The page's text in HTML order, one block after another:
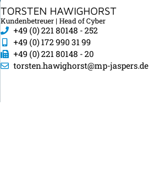
TORSTEN HAWIGHORST
Kundenbetreuer | Head of Cyber
+49 (0) 221 80148 - 252
+49 (0) 172 990 31 99
+49 (0) 221 80148 - 20
torsten.hawighorst@mp-jaspers.de